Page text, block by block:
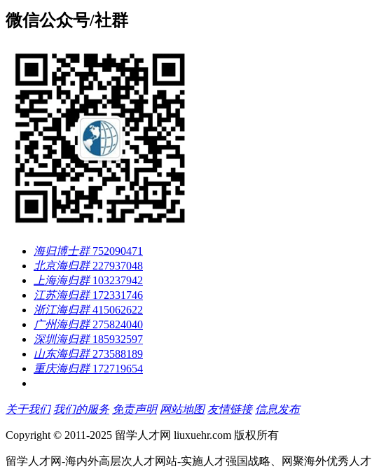
微信公众号/社群
海归博士群 752090471
北京海归群 227937048
上海海归群 103237942
江苏海归群 172331746
浙江海归群 415062622
广州海归群 275824040
深圳海归群 185932597
山东海归群 273588189
重庆海归群 172719654
关于我们 我们的服务 免责声明 网站地图 友情链接 信息发布
Copyright © 2011-2025 留学人才网 liuxuehr.com 版权所有
留学人才网-海内外高层次人才网站-实施人才强国战略、网聚海外优秀人才